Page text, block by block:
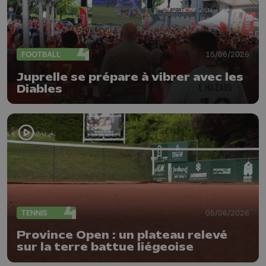
FOOTBALL 15/06/2026
Juprelle se prépare à vibrer avec les
Diables
TENNIS 05/06/2026
Province Open : un plateau relevé
sur la terre battue liégeoise